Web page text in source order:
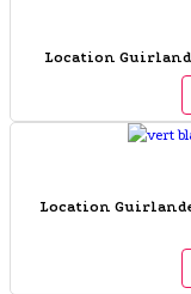
Location
Location